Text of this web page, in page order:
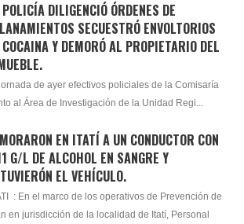
DILIGENCIÓ ÓRDENES DE
SECUESTRÓ ENVOLTORIOS
COCAINA Y DEMORÓ AL PROPIETARIO DEL
de ayer efectivos policiales de la Comisaría
al Área de Investigación de la Unidad Regi...
EN ITATÍ A UN CONDUCTOR CON
G/L DE ALCOHOL EN SANGRE Y
EL VEHÍCULO.
: En el marco de los operativos de Prevención de
en jurisdicción de la localidad de Itatí, Personal